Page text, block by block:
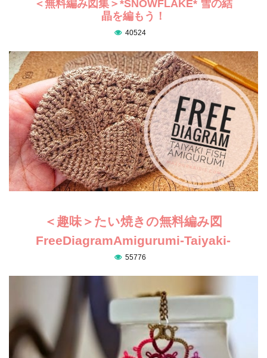
＜無料編み図集＞*SNOWFLAKE* 雪の結
晶を編もう！
40524
＜趣味＞たい焼きの無料編み図
FreeDiagramAmigurumi-Taiyaki-
55776